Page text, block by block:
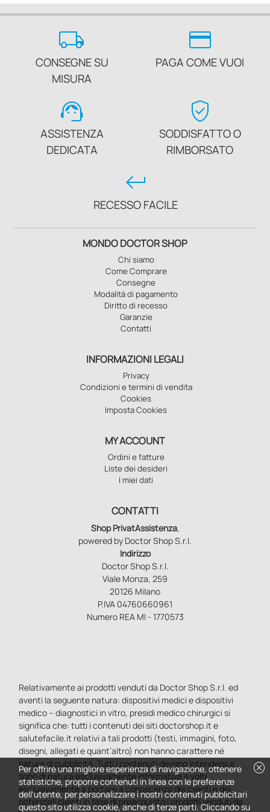
local_shipping
CONSEGNE SU
MISURA
credit_card
PAGA COME VUOI
support_agent
ASSISTENZA
DEDICATA
verified_user
SODDISFATTO O
RIMBORSATO
keyboard_return
RECESSO FACILE
MONDO DOCTOR SHOP
Chi siamo
Come Comprare
Consegne
Modalità di pagamento
Diritto di recesso
Garanzie
Contatti
INFORMAZIONI LEGALI
Privacy
Condizioni e termini di vendita
Cookies
Imposta Cookies
MY ACCOUNT
Ordini e fatture
Liste dei desideri
I miei dati
CONTATTI
Shop PrivatAssistenza,
powered by Doctor Shop S.r.l.
Indirizzo
Doctor Shop S.r.l.
Viale Monza, 259
20126 Milano
P.IVA 04760660961
Numero REA MI - 1770573
Relativamente ai prodotti venduti da Doctor Shop S.r.l. ed
aventi la seguente natura: dispositivi medici e dispositivi
medico – diagnostici in vitro, presidi medico chirurgici si
significa che: tutti i contenuti dei siti doctorshop.it e
salutefacile.it relativi a tali prodotti (testi, immagini, foto,
disegni, allegati e quant’altro) non hanno carattere né
natura di pubblicità. Tutti i contenuti devono intendersi e
sono di natura esclusivamente informativa e volti
esclusivamente a portare a conoscenza dei clienti e dei
potenziali clienti in fase di preacquisto i prodotti venduti da
cancel
Per offrire una migliore esperienza di navigazione, ottenere
statistiche, proporre contenuti in linea con le preferenze
dell'utente, per personalizzare i nostri contenuti pubblicitari
questo sito utilizza cookie, anche di terze parti. Cliccando su